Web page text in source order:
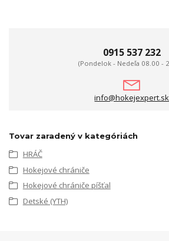
0915 537 232
(Pondelok - Nedeľa 08.00 -
info@hokejexpert.sk
Tovar zaradený v kategóriách
HRÁČ
Hokejové chrániče
Hokejové chrániče píšťal
Detské (YTH)